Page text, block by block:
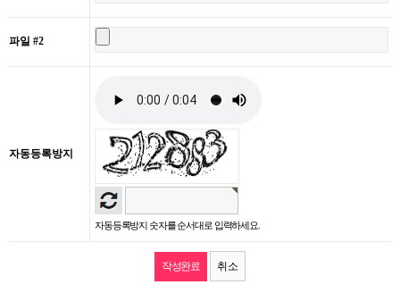
파일 #2
자동등록방지
자동등록방지 숫자를 순서대로 입력하세요.
취소